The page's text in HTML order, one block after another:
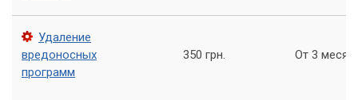
Мастер»
Если у вас есть проблемы с вашей техникой, не стесняйтесь
обратиться в наш сервисный центр «Компьютерный
Мастер» у метро Театральная. Мы гарантируем, что вы
Удаление
вредоносных
программ
350 грн. От 3